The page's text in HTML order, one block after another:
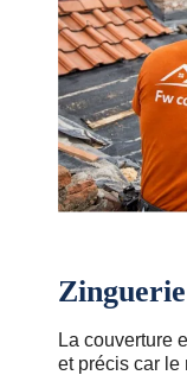
La couverture
et précis car le